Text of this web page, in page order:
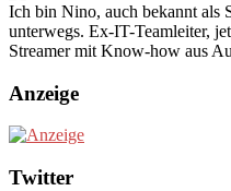
Ich bin Nino, auch bekannt als
unterwegs. Ex-IT-Teamleiter,
Streamer mit Know-how aus
Anzeige
Twitter